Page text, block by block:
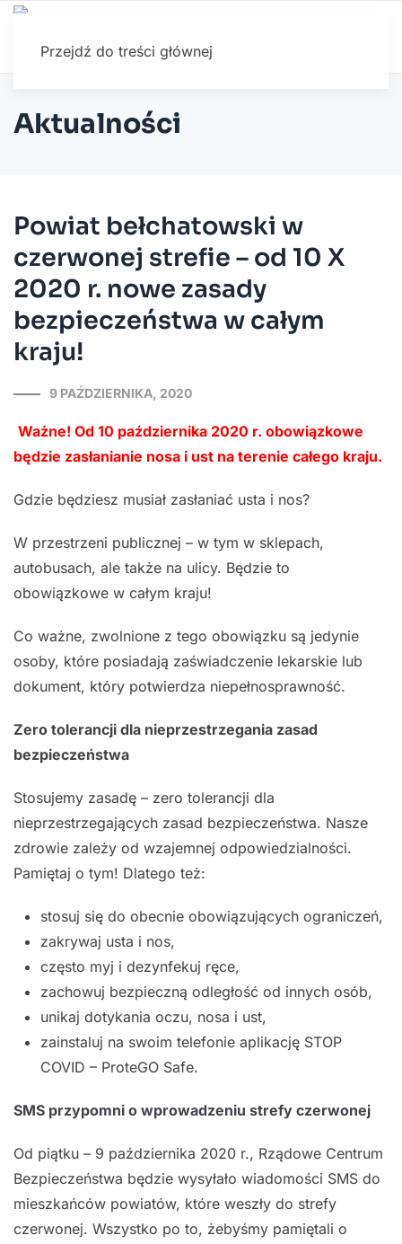
Przejdź do treści głównej
Aktualności
Powiat bełchatowski w
czerwonej strefie – od 10 X
2020 r. nowe zasady
bezpieczeństwa w całym
kraju!
9 PAŹDZIERNIKA, 2020
Ważne! Od 10 października 2020 r. obowiązkowe
będzie zasłanianie nosa i ust na terenie całego kraju.
Gdzie będziesz musiał zasłaniać usta i nos?
W przestrzeni publicznej – w tym w sklepach,
autobusach, ale także na ulicy. Będzie to
obowiązkowe w całym kraju!
Co ważne, zwolnione z tego obowiązku są jedynie
osoby, które posiadają zaświadczenie lekarskie lub
dokument, który potwierdza niepełnosprawność.
Zero tolerancji dla nieprzestrzegania zasad
bezpieczeństwa
Stosujemy zasadę – zero tolerancji dla
nieprzestrzegających zasad bezpieczeństwa. Nasze
zdrowie zależy od wzajemnej odpowiedzialności.
Pamiętaj o tym! Dlatego też:
stosuj się do obecnie obowiązujących ograniczeń,
zakrywaj usta i nos,
często myj i dezynfekuj ręce,
zachowuj bezpieczną odległość od innych osób,
unikaj dotykania oczu, nosa i ust,
zainstaluj na swoim telefonie aplikację STOP
COVID – ProteGO Safe.
SMS przypomni o wprowadzeniu strefy czerwonej
Od piątku – 9 października 2020 r., Rządowe Centrum
Bezpieczeństwa będzie wysyłało wiadomości SMS do
mieszkańców powiatów, które weszły do strefy
czerwonej. Wszystko po to, żebyśmy pamiętali o